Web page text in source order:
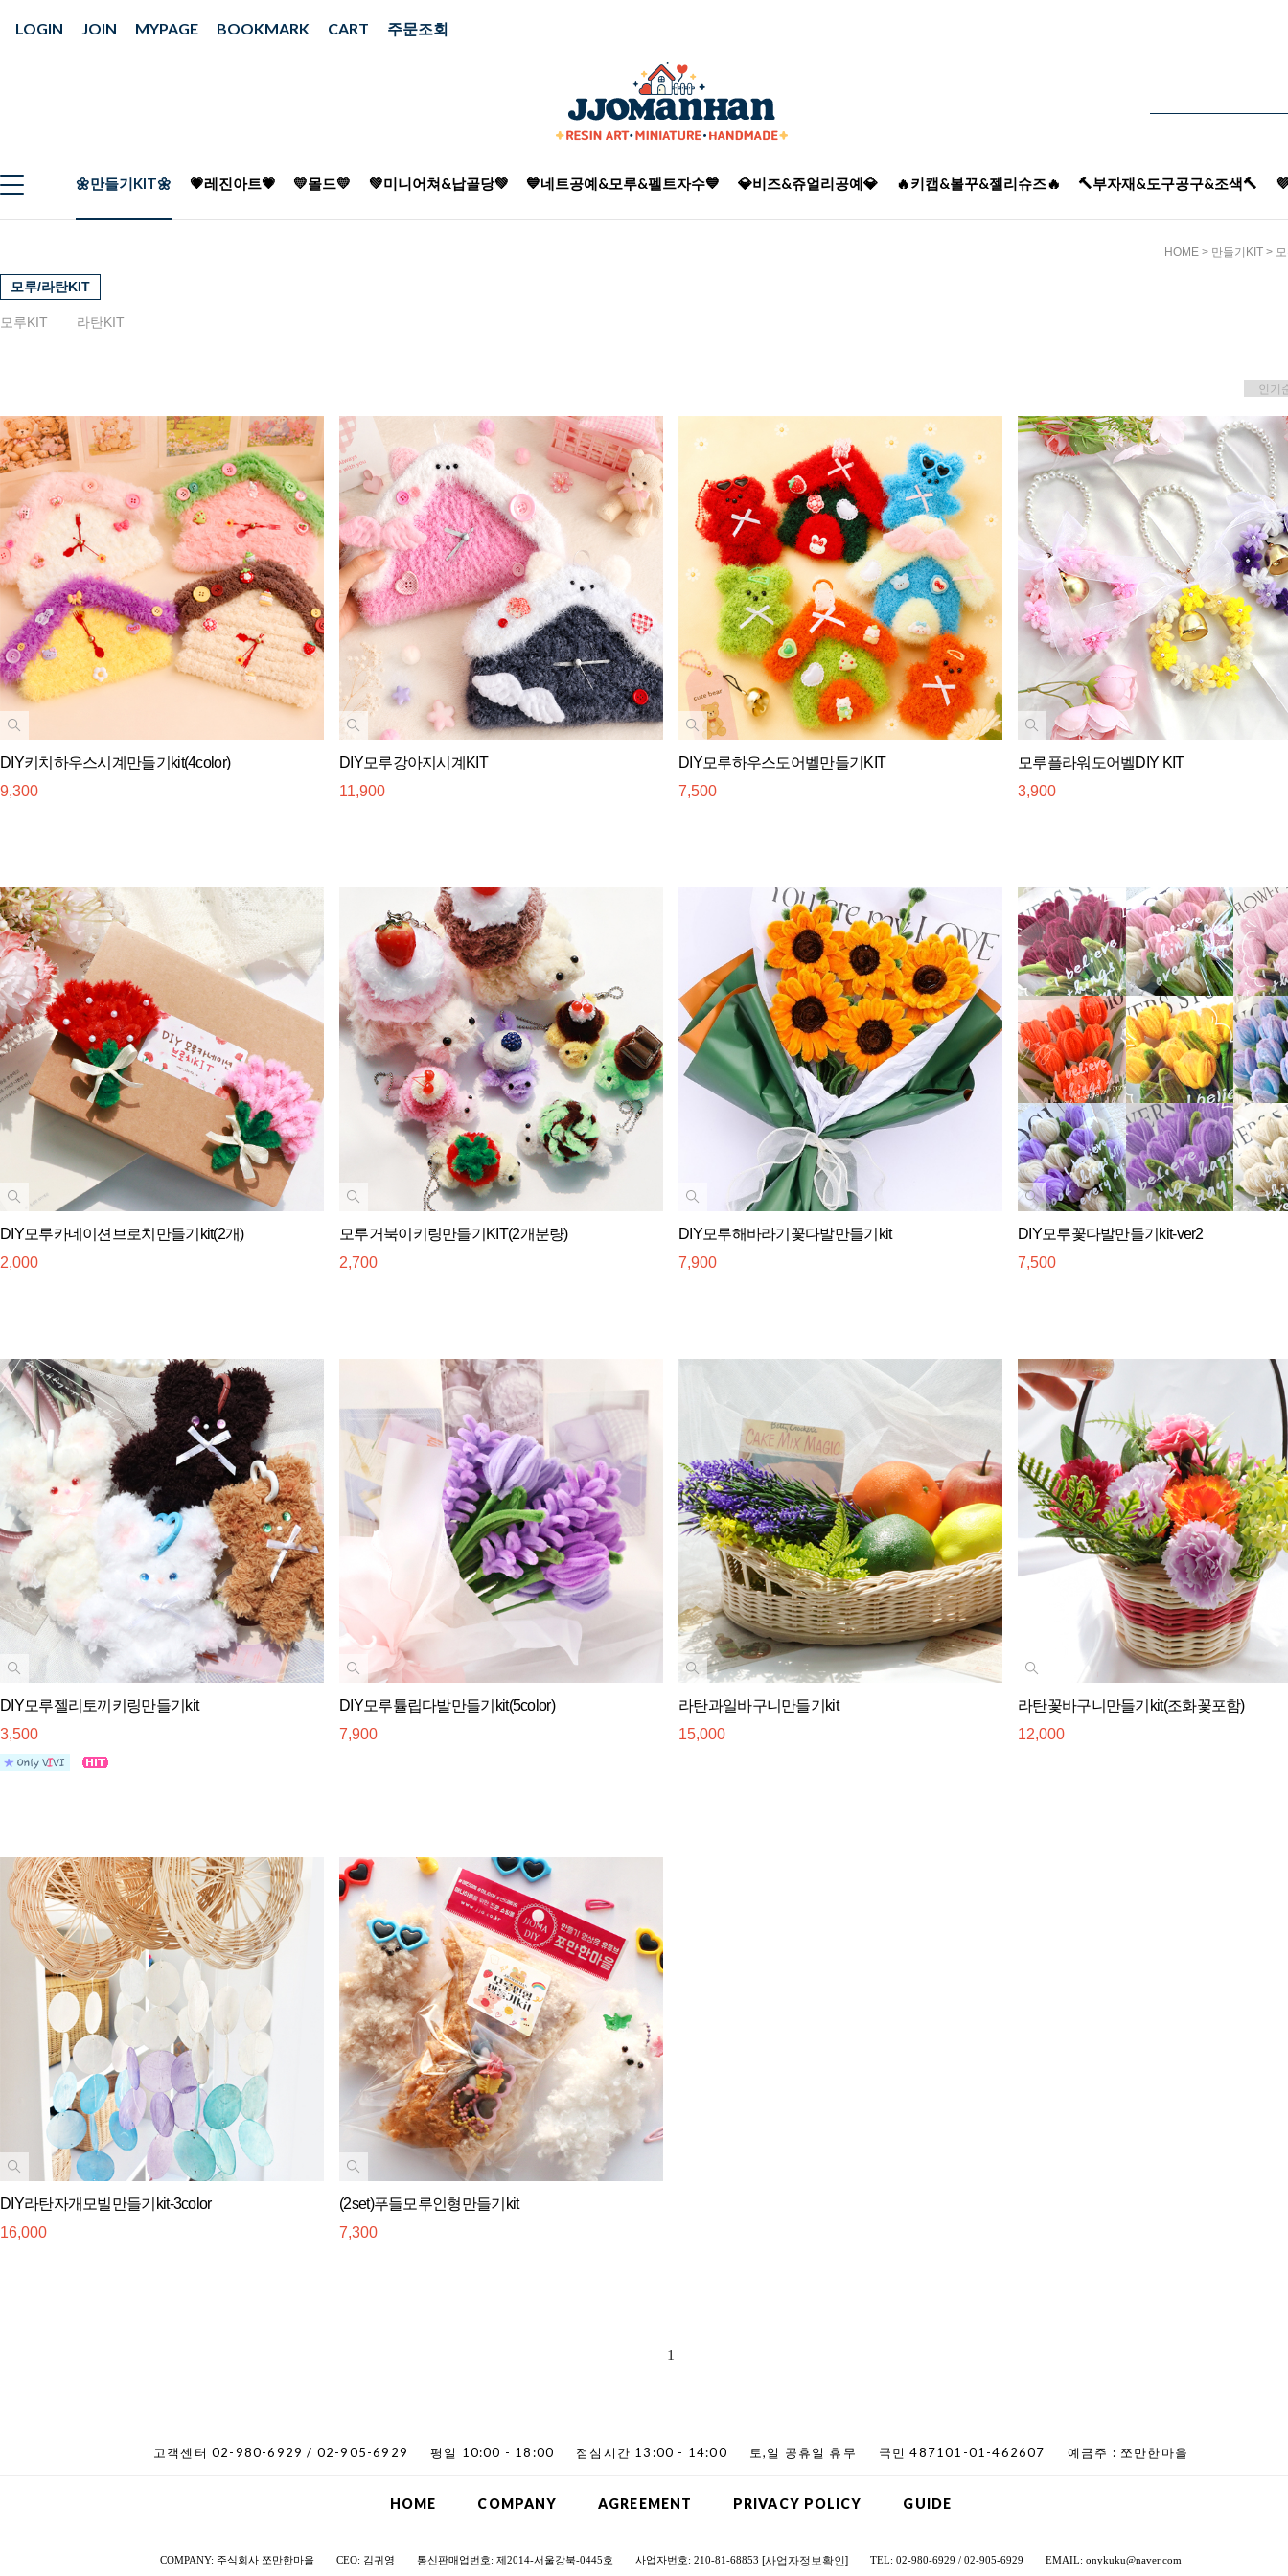
LOGIN JOIN MYPAGE BOOKMARK CART 주문조회
🌼만들기KIT🌼 💗레진아트💗 💛몰드💛 💚미니어쳐&납골당💚 💙네트공예&모루&펠트자수💙 💎비즈&쥬얼리공예💎 🔥키캡&볼꾸&젤리슈즈🔥 🔨부자재&도구공구&조색🔨
HOME > 만들기KIT >
모루/라탄KIT
모루KIT 라탄KIT
DIY키치하우스시계만들기kit(4color)
9,300
DIY모루강아지시계KIT
11,900
DIY모루하우스도어벨만들기KIT
7,500
모루플라워도어벨DIY KIT
3,900
DIY모루카네이션브로치만들기kit(2개)
2,000
모루거북이키링만들기KIT(2개분량)
2,700
DIY모루해바라기꽃다발만들기kit
7,900
DIY모루꽃다발만들기kit-ver2
7,500
DIY모루젤리토끼키링만들기kit
3,500
DIY모루튤립다발만들기kit(5color)
7,900
라탄과일바구니만들기kit
15,000
라탄꽃바구니만들기kit(조화꽃포함)
12,000
DIY라탄자개모빌만들기kit-3color
16,000
(2set)푸들모루인형만들기kit
7,300
1
고객센터 02-980-6929 / 02-905-6929 평일 10:00 - 18:00 점심시간 13:00 - 14:00 토,일 공휴일 휴무 국민 487101-01-462607 예금주 : 쪼만한마을
HOME COMPANY AGREEMENT PRIVACY POLICY GUIDE
COMPANY: 주식회사 쪼만한마을 CEO: 김귀영 통신판매업번호: 제2014-서울강북-0445호 사업자번호: 210-81-68853 [사업자정보확인] TEL: 02-980-6929 / 02-905-6929 EMAIL: onykuku@naver.com